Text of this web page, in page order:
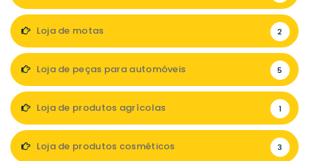
Loja de motas 2
Loja de peças para automóveis 5
Loja de produtos agrícolas 1
Loja de produtos cosméticos 3